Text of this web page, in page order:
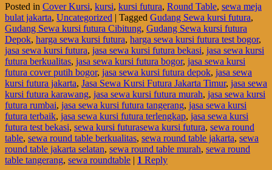
Posted in Cover Kursi, kursi, kursi futura, Round Table, sewa meja
bulat jakarta, Uncategorized | Tagged Gudang Sewa kursi futura,
Gudang Sewa kursi futura Cibitung, Gudang Sewa kursi futura
Depok, harga sewa kursi futura, harga sewa kursi futura test bogor,
jasa sewa kursi futura, jasa sewa kursi futura bekasi, jasa sewa kursi
futura berkualitas, jasa sewa kursi futura bogor, jasa sewa kursi
futura cover putih bogor, jasa sewa kursi futura depok, jasa sewa
kursi futura jakarta, Jasa Sewa Kursi Futura Jakarta Timur, jasa sewa
kursi futura karawang, jasa sewa kursi futura murah, jasa sewa kursi
futura rumbai, jasa sewa kursi futura tangerang, jasa sewa kursi
futura terbaik, jasa sewa kursi futura terlengkap, jasa sewa kursi
futura test bekasi, sewa kursi futurasewa kursi futura, sewa round
table, sewa round table berkualitas, sewa round table jakarta, sewa
round table jakarta selatan, sewa round table murah, sewa round
table tangerang, sewa roundtable | 1 Reply